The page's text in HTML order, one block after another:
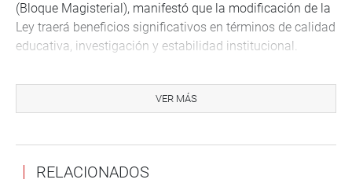
(Bloque Magisterial), manifestó que la modificación de la
Ley traerá beneficios significativos en términos de calidad
educativa, investigación y estabilidad institucional.
dijo que si bien es cierto se amplió el requisito de contar
con el grado de doctor y maestro mediante el Decreto
adecuada política ni disposiciones concretas, por lo cual
VER MÁS
RELACIONADOS